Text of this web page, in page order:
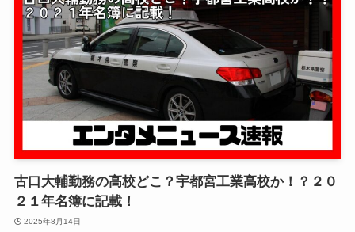
古口大輔勤務の高校どこ？宇都宮工業高校か！？２０
２１年名簿に記載！
2025年8月14日